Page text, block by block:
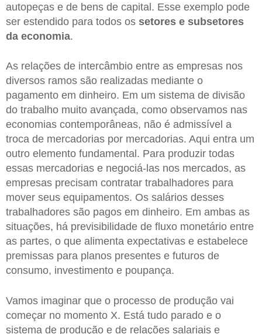
autopeças e de bens de capital. Esse exemplo pode
ser estendido para todos os setores e subsetores
da economia.
As relações de intercâmbio entre as empresas nos
diversos ramos são realizadas mediante o
pagamento em dinheiro. Em um sistema de divisão
do trabalho muito avançada, como observamos nas
economias contemporâneas, não é admissível a
troca de mercadorias por mercadorias. Aqui entra um
outro elemento fundamental. Para produzir todas
essas mercadorias e negociá-las nos mercados, as
empresas precisam contratar trabalhadores para
mover seus equipamentos. Os salários desses
trabalhadores são pagos em dinheiro. Em ambas as
situações, há previsibilidade de fluxo monetário entre
as partes, o que alimenta expectativas e estabelece
premissas para planos presentes e futuros de
consumo, investimento e poupança.
Vamos imaginar que o processo de produção vai
começar no momento X. Está tudo parado e o
sistema de produção e de relações salariais e